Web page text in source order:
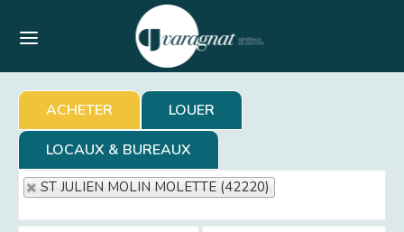
ACHETER
LOUER
LOCAUX & BUREAUX
ST JULIEN MOLIN MOLETTE (42220)